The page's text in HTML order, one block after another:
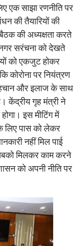
एक साझा रणनीति पर
की तैयारियों की
की अध्यक्षता करते
सरंचना को देखते
को एकजुट होकर
कोरोना पर नियंत्रण
और इलाज के साथ
केंद्रीय गृह मंत्री ने
इस मीटिंग में
लिए पास को लेकर
नहीं मिल पाई
मिलकर काम करने
को अपनी नीति पर